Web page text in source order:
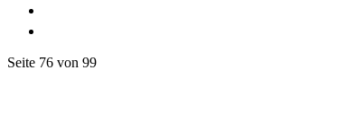
Seite 76 von 99